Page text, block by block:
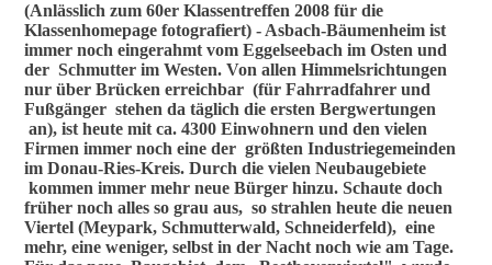
(Anlässlich zum 60er Klassentreffen 2008 für die
Klassenhomepage fotografiert) - Asbach-Bäumenheim ist
immer noch eingerahmt vom Eggelseebach im Osten und
der Schmutter im Westen. Von allen Himmelsrichtungen
nur über Brücken erreichbar (für Fahrradfahrer und
Fußgänger stehen da täglich die ersten Bergwertungen
an), ist heute mit ca. 4300 Einwohnern und den vielen
Firmen immer noch eine der größten Industriegemeinden
im Donau-Ries-Kreis. Durch die vielen Neubaugebiete
kommen immer mehr neue Bürger hinzu. Schaute doch
früher noch alles so grau aus, so strahlen heute die neuen
Viertel (Meypark, Schmutterwald, Schneiderfeld), eine
mehr, eine weniger, selbst in der Nacht noch wie am Tage.